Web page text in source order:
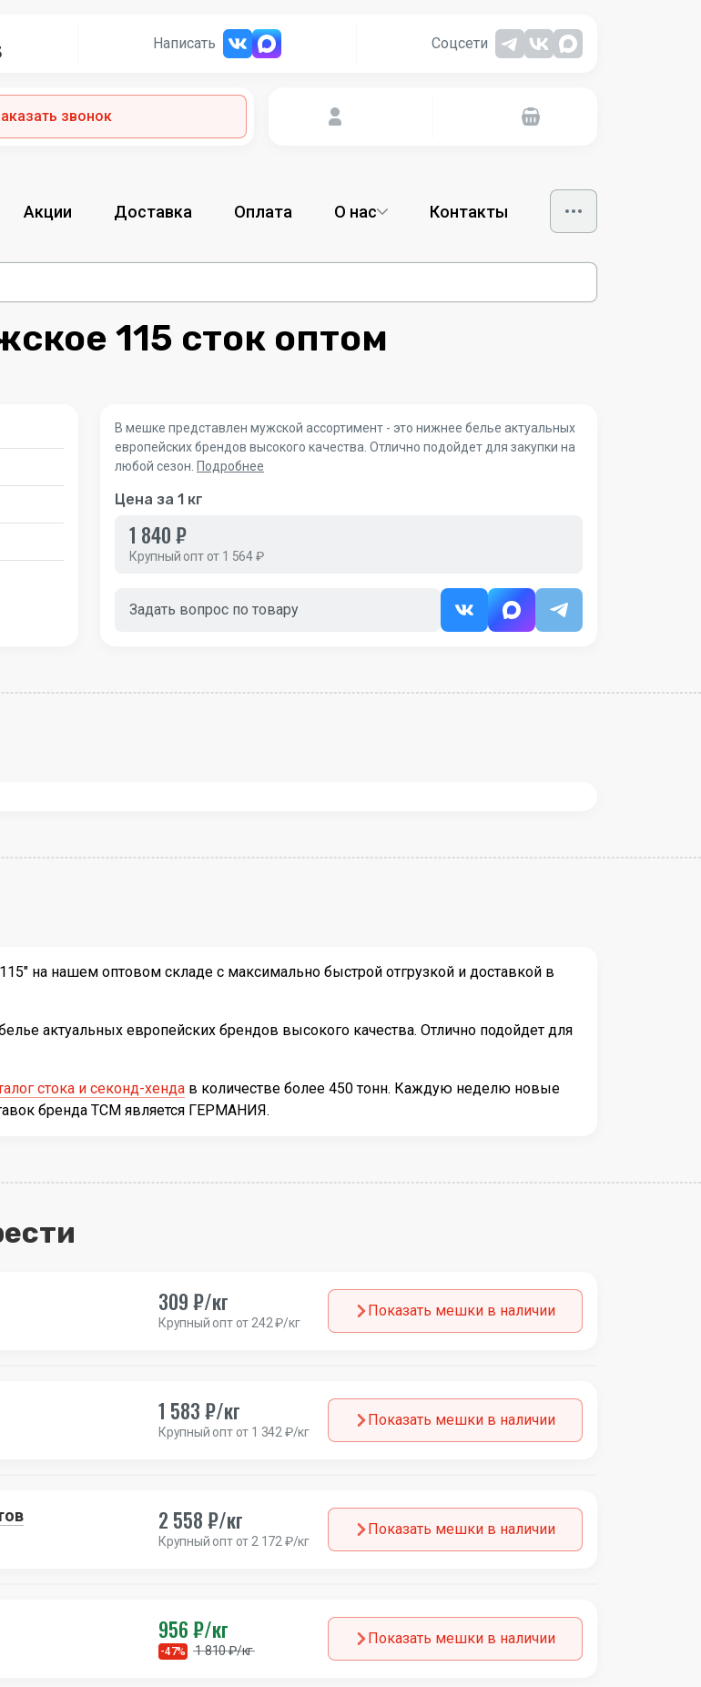
Написать Соцсети
звонок
Акции Доставка Оплата О нас Контакты
115 сток оптом
В мешке представлен мужской ассортимент - это нижнее белье актуальных
европейских брендов высокого качества. Отлично подойдет для закупки на
любой сезон. Подробнее
Цена за 1 кг
1 840 ₽
Крупный опт от 1 564 ₽
Задать вопрос по товару
на нашем оптовом складе с максимально быстрой отгрузкой и доставкой в
актуальных европейских брендов высокого качества. Отлично подойдет для
стока и секонд-хенда в количестве более 450 тонн. Каждую неделю новые
бренда TCM является ГЕРМАНИЯ.
309 ₽/кг
Крупный опт от 242 ₽/кг
Показать мешки в наличии
1 583 ₽/кг
Крупный опт от 1 342 ₽/кг
Показать мешки в наличии
2 558 ₽/кг
Крупный опт от 2 172 ₽/кг
Показать мешки в наличии
956 ₽/кг
-47% 1 810 ₽/кг
Показать мешки в наличии